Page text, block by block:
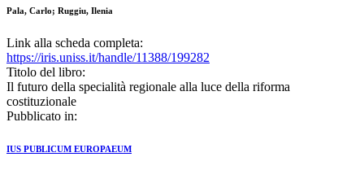
Pala, Carlo; Ruggiu, Ilenia
Link alla scheda completa:
https://iris.uniss.it/handle/11388/199282
Titolo del libro:
Il futuro della specialità regionale alla luce della riforma
costituzionale
Pubblicato in:
IUS PUBLICUM EUROPAEUM